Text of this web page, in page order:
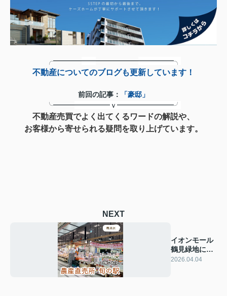
╭━━━━━━━━━━━━━━━━━╮
不動産についてのブログも更新しています！
前回の記事：
「豪邸」
╰━━━━━━━━ｖ━━━━━━━━╯
不動産売買でよく出てくるワードの解説や、
お客様から寄せられる疑問を取り上げています。
NEXT
イオンモール
鶴見緑地に新
OPEN! 『旬の
2026.04.04